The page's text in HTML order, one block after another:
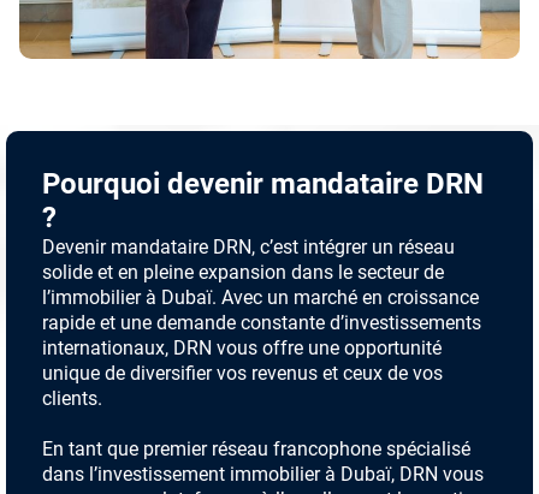
Pourquoi devenir mandataire DRN
?
Devenir mandataire DRN, c’est intégrer un réseau
solide et en pleine expansion dans le secteur de
l’immobilier à Dubaï. Avec un marché en croissance
rapide et une demande constante d’investissements
internationaux, DRN vous offre une opportunité
unique de diversifier vos revenus et ceux de vos
clients.
En tant que premier réseau francophone spécialisé
dans l’investissement immobilier à Dubaï, DRN vous